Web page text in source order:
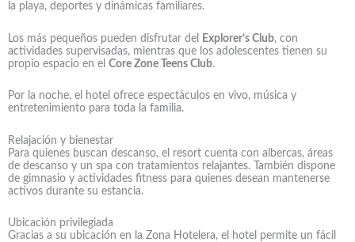
la playa, deportes y dinámicas familiares.
Los más pequeños pueden disfrutar del Explorer’s Club, con
actividades supervisadas, mientras que los adolescentes tienen su
propio espacio en el Core Zone Teens Club.
Por la noche, el hotel ofrece espectáculos en vivo, música y
entretenimiento para toda la familia.
Relajación y bienestar
Para quienes buscan descanso, el resort cuenta con albercas, áreas
de descanso y un spa con tratamientos relajantes. También dispone
de gimnasio y actividades fitness para quienes desean mantenerse
activos durante su estancia.
Ubicación privilegiada
Gracias a su ubicación en la Zona Hotelera, el hotel permite un fácil